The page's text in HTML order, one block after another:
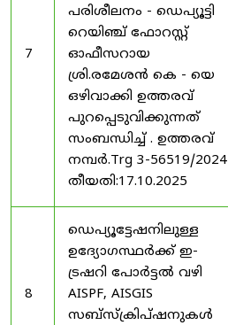
7
പരിശീലനം - ഡെപ്യൂട്ടി
റെയിഞ്ച് ഫോറസ്റ്റ്
ഓഫീസറായ
ശ്രി.രമേശൻ കെ - യെ
ഒഴിവാക്കി ഉത്തരവ്
പുറപ്പെടുവിക്കുന്നത്
സംബന്ധിച്ച് . ഉത്തരവ്
നമ്പർ.Trg 3-56519/2024
തീയതി:17.10.2025
8
ഡെപ്യൂട്ടേഷനിലുള്ള
ഉദ്യോഗസ്ഥർക്ക് ഇ-
ട്രഷറി പോർട്ടൽ വഴി
AISPF, AISGIS
സബ്‌സ്‌ക്രിപ്‌ഷനുകൾ